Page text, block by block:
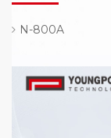
N-800A